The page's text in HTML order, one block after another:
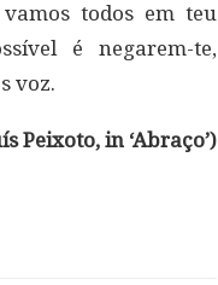
todos em teu
é negarem-te,
voz.
Peixoto, in ‘Abraço’)